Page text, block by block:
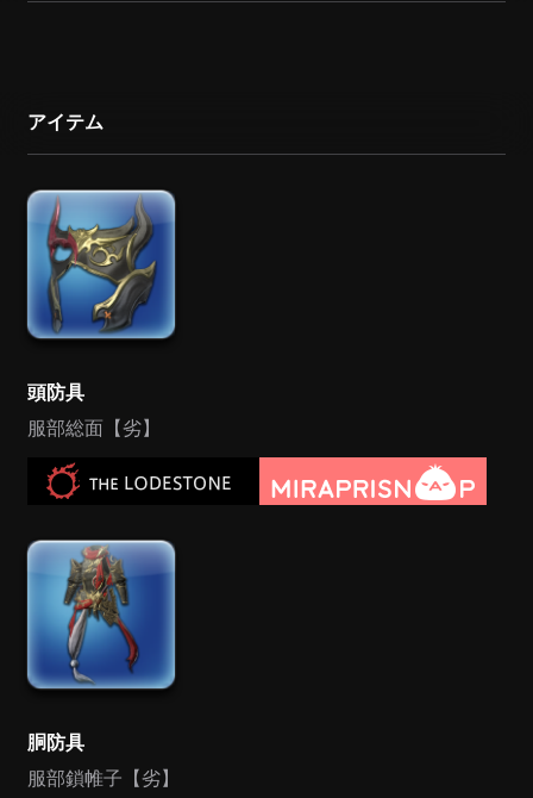
アイテム
頭防具
服部総面【劣】
胴防具
服部鎖帷子【劣】